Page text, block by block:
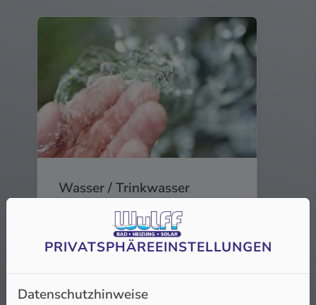
Wasser / Trinkwasser
Sie wollen sicher sein, dass Ihr
Trinkwasser immer sauber ist oder
möchten Ihren Wasserverbrauch
optimieren? Dann sprechen Sie mit
Wulff Bad Heizung Solar .
PRIVATSPHÄRE­EINSTELLUNGEN
Datenschutzhinweise